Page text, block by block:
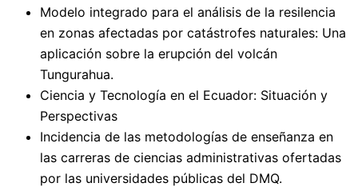
Modelo integrado para el análisis de la resilencia
en zonas afectadas por catástrofes naturales: Una
aplicación sobre la erupción del volcán
Tungurahua.
Ciencia y Tecnología en el Ecuador: Situación y
Perspectivas
Incidencia de las metodologías de enseñanza en
las carreras de ciencias administrativas ofertadas
por las universidades públicas del DMQ.